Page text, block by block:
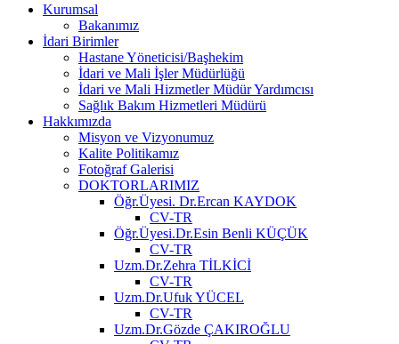
Kurumsal
Bakanımız
İdari Birimler
Hastane Yöneticisi/Başhekim
İdari ve Mali İşler Müdürlüğü
İdari ve Mali Hizmetler Müdür Yardımcısı
Sağlık Bakım Hizmetleri Müdürü
Hakkımızda
Misyon ve Vizyonumuz
Kalite Politikamız
Fotoğraf Galerisi
DOKTORLARIMIZ
Öğr.Üyesi. Dr.Ercan KAYDOK
CV-TR
Öğr.Üyesi.Dr.Esin Benli KÜÇÜK
CV-TR
Uzm.Dr.Zehra TİLKİCİ
CV-TR
Uzm.Dr.Ufuk YÜCEL
CV-TR
Uzm.Dr.Gözde ÇAKIROĞLU